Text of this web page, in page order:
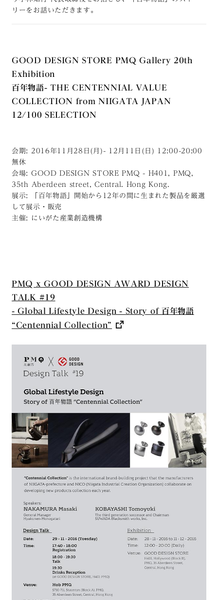
リーをお話いただきます。
GOOD DESIGN STORE PMQ Gallery 20th
Exhibition
百年物語- THE CENTENNIAL VALUE
COLLECTION from NIIGATA JAPAN
12/100 SELECTION
会期: 2016年11月28日(月)- 12月11日(日) 12:00-20:00
無休
会場: GOOD DESIGN STORE PMQ - H401, PMQ,
35th Aberdeen street, Central. Hong Kong.
展示: 「百年物語」開始から12年の間に生まれた製品を厳選
して展示・販売
主催: にいがた産業創造機構
PMQ x GOOD DESIGN AWARD DESIGN
TALK #19
- Global Lifestyle Design - Story of 百年物語
“Centennial Collection”